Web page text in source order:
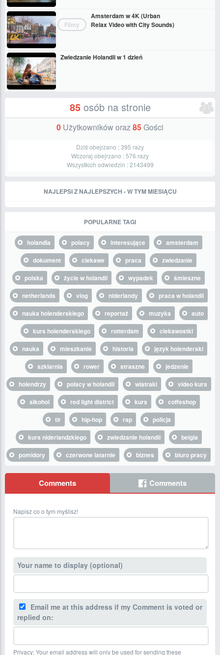
Filmy
Amsterdam w 4K (Urban
Relax Video with City Sounds)
Zwiedzanie Holandii w 1 dzień
85osób na stronie
0 Użytkowników oraz85Gości
Dziś obejrzano :395 razy
Wczoraj obejrzano :576 razy
Wszystkich odwiedzin :2143499
NAJLEPSI Z NAJLEPSZYCH - W TYM MIESIĄCU
POPULARNE TAGI
holandia polacy interesujące
amsterdam
dokument
ciekawe praca
zwiedzanie
polska
życie w holandii wypadek
śmieszne
netherlands
vlog niderlandy
praca w holandii
nauka holenderskiego
reportaż muzyka
auto
kurs holenderskiego
rotterdam
ciekawostki
nauka
mieszkanie historia
język holenderski
szklarnia
rower straszne
jedzenie
holendrzy
polacy w holandii wiatraki
video kurs
alkohol
red light district kurs
coffeshop
tir
hip-hop rap
policja
kurs niderlandzkiego
zwiedzanie holandii
belgia
pomidory
czerwone latarnie biznes biuro pracy
Comments Comments
Napisz co o tym myślisz!
Your name to display (optional)
Email me at this address if my Comment is voted or
replied on:
Privacy: Your email address will only be used for sending these